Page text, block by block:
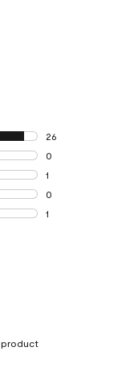
26
26 reviews with
0
0 reviews with 4
1
1 review with 3
0
0 reviews with 2
1
product